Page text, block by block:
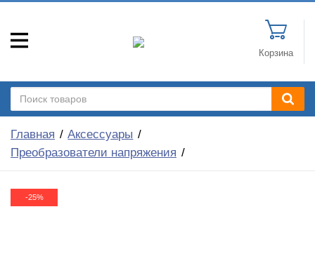
Корзина
Главная
Аксессуары
Преобразователи напряжения
-25%